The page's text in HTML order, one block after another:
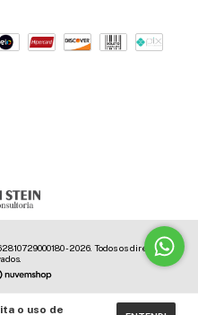
o uso de
- 2026. Todos os direitos